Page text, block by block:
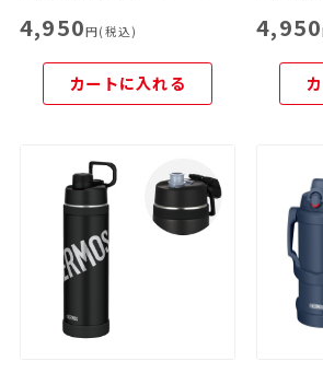
4,950円(税込)
カートに入れる
4,950